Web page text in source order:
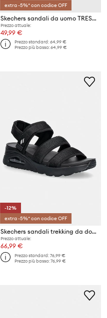
extra -5%* con codice OFF
Skechers sandali da uomo TRESMEN
Prezzo attuale:
49,99 €
Prezzo standard:64,99 €
Prezzo più basso:64,99 €
-12%
extra -5%* con codice OFF
Skechers sandali trekking da donna UNO SANDAL
Prezzo attuale:
66,99 €
Prezzo standard:76,99 €
Prezzo più basso:76,99 €